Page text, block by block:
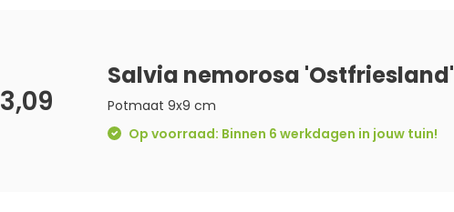
3,09
Salvia nemorosa 'Ostfriesland'
Potmaat 9x9 cm
Op voorraad: Binnen 6 werkdagen in jouw tuin!